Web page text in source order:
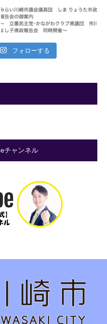
フォローする
チャンネル